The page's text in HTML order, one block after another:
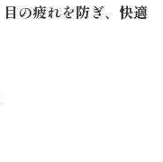
目の疲れを防ぎ、快適